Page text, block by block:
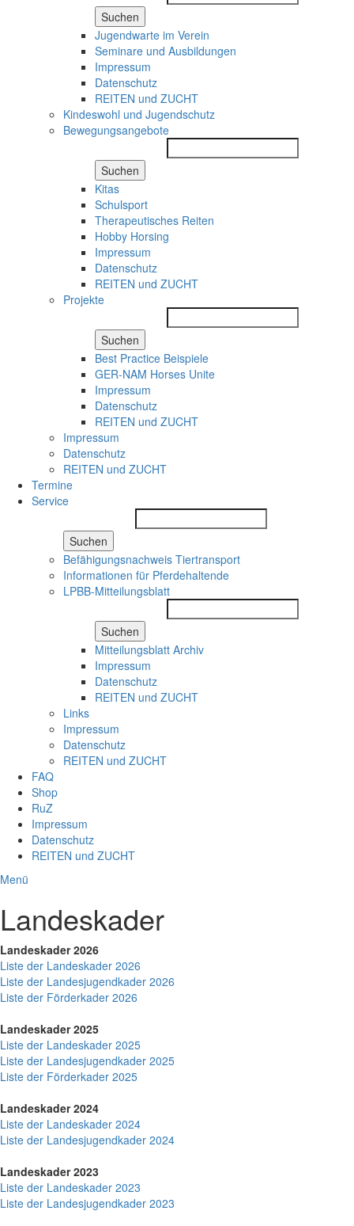
Suchen
Jugendwarte im Verein
Seminare und Ausbildungen
Impressum
Datenschutz
REITEN und ZUCHT
Kindeswohl und Jugendschutz
Bewegungsangebote
Suchen
Kitas
Schulsport
Therapeutisches Reiten
Hobby Horsing
Impressum
Datenschutz
REITEN und ZUCHT
Projekte
Suchen
Best Practice Beispiele
GER-NAM Horses Unite
Impressum
Datenschutz
REITEN und ZUCHT
Impressum
Datenschutz
REITEN und ZUCHT
Termine
Service
Suchen
Befähigungsnachweis Tiertransport
Informationen für Pferdehaltende
LPBB-Mitteilungsblatt
Suchen
Mitteilungsblatt Archiv
Impressum
Datenschutz
REITEN und ZUCHT
Links
Impressum
Datenschutz
REITEN und ZUCHT
FAQ
Shop
RuZ
Impressum
Datenschutz
REITEN und ZUCHT
Menü
Landeskader
Landeskader 2026
Liste der Landeskader 2026
Liste der Landesjugendkader 2026
Liste der Förderkader 2026
Landeskader 2025
Liste der Landeskader 2025
Liste der Landesjugendkader 2025
Liste der Förderkader 2025
Landeskader 2024
Liste der Landeskader 2024
Liste der Landesjugendkader 2024
Landeskader 2023
Liste der Landeskader 2023
Liste der Landesjugendkader 2023